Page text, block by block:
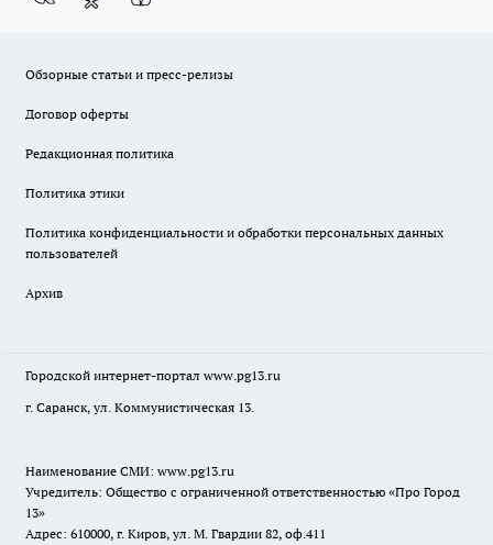
Обзорные статьи и пресс-релизы
Договор оферты
Редакционная политика
Политика этики
Политика конфиденциальности и обработки персональных данных
пользователей
Архив
Городской интернет-портал www.pg13.ru
г. Саранск, ул. Коммунистическая 13.
Наименование СМИ: www.pg13.ru
Учредитель: Общество с ограниченной ответственностью «Про Город
13»
Адрес: 610000, г. Киров, ул. М. Гвардии 82, оф.411